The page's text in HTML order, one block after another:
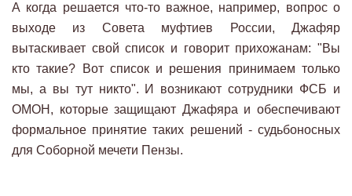
А когда решается что-то важное, например, вопрос о
выходе из Совета муфтиев России, Джафяр
вытаскивает свой список и говорит прихожанам: "Вы
кто такие? Вот список и решения принимаем только
мы, а вы тут никто". И возникают сотрудники ФСБ и
ОМОН, которые защищают Джафяра и обеспечивают
формальное принятие таких решений - судьбоносных
для Соборной мечети Пензы.